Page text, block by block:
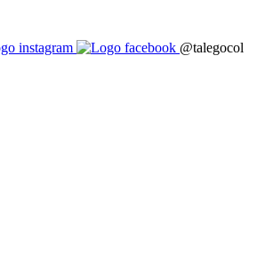
@talegocol